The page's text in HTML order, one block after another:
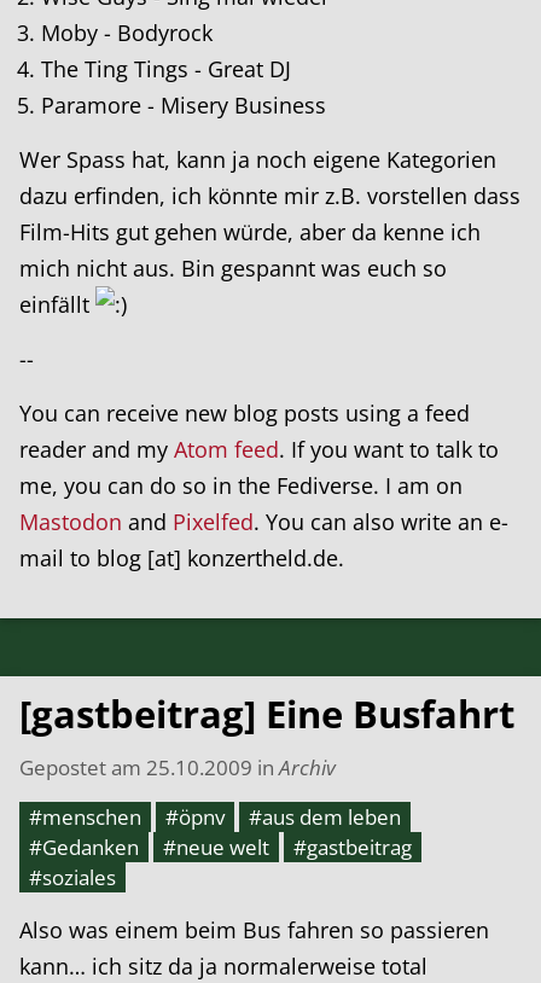
Moby - Bodyrock
The Ting Tings - Great DJ
Paramore - Misery Business
Wer Spass hat, kann ja noch eigene Kategorien
dazu erfinden, ich könnte mir z.B. vorstellen dass
Film-Hits gut gehen würde, aber da kenne ich
mich nicht aus. Bin gespannt was euch so
einfällt
--
You can receive new blog posts using a feed
reader and my Atom feed. If you want to talk to
me, you can do so in the Fediverse. I am on
Mastodon and Pixelfed. You can also write an e-
mail to blog [at] konzertheld.de.
[gastbeitrag] Eine Busfahrt
Gepostet am 25.10.2009 inArchiv
#menschen
#öpnv
#aus dem leben
#Gedanken
#neue welt
#gastbeitrag
#soziales
Also was einem beim Bus fahren so passieren
kann… ich sitz da ja normalerweise total